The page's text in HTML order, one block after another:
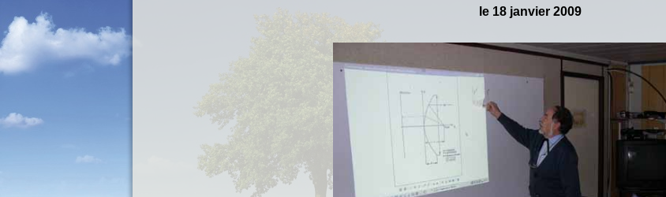
le 18 janvier 2009